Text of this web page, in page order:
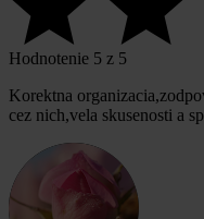
Hodnotenie 5 z 5
Korektna
cez nich,vela skusenosti a